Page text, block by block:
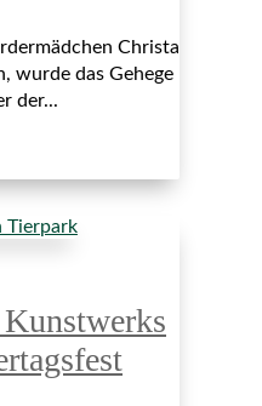
Christa
wurde das Gehege
der...
Kunstwerks